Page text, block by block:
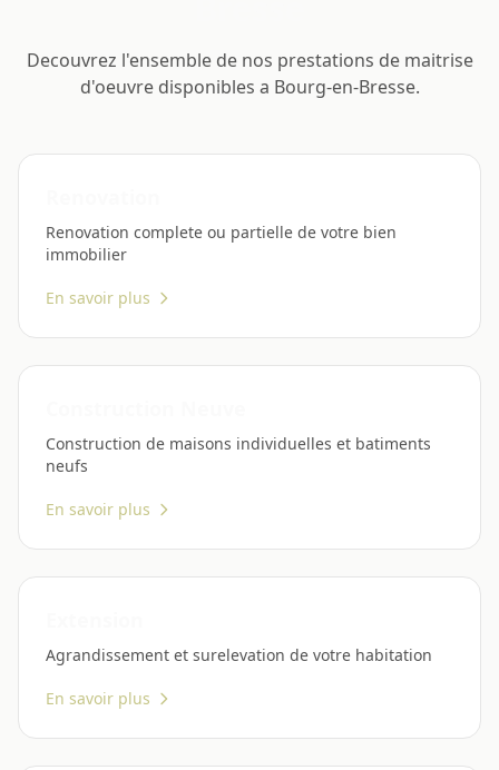
Decouvrez l'ensemble de nos prestations de maitrise
d'oeuvre disponibles a Bourg-en-Bresse.
Renovation complete ou partielle de votre bien
immobilier
En savoir plus
Construction de maisons individuelles et batiments
neufs
En savoir plus
Agrandissement et surelevation de votre habitation
En savoir plus